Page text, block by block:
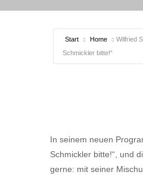
Start Home
Wilfried
Schmickler bitte!“
In seinem neuen
Schmickler bitte!“, und
gerne: mit seiner